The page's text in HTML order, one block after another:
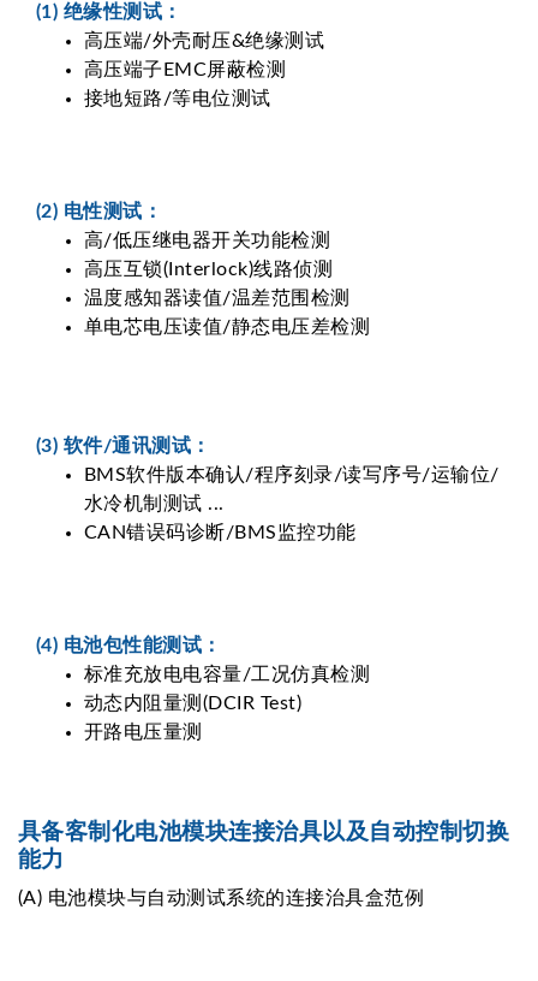
(1) 绝缘性测试：
高压端/外壳耐压&绝缘测试
高压端子EMC屏蔽检测
接地短路/等电位测试
(2) 电性测试：
高/低压继电器开关功能检测
高压互锁(Interlock)线路侦测
温度感知器读值/温差范围检测
单电芯电压读值/静态电压差检测
(3) 软件/通讯测试：
BMS软件版本确认/程序刻录/读写序号/运输位/
水冷机制测试 ...
CAN错误码诊断/BMS监控功能
(4) 电池包性能测试：
标准充放电电容量/工况仿真检测
动态内阻量测(DCIR Test)
开路电压量测
具备客制化电池模块连接治具以及自动控制切换
能力
(A) 电池模块与自动测试系统的连接治具盒范例